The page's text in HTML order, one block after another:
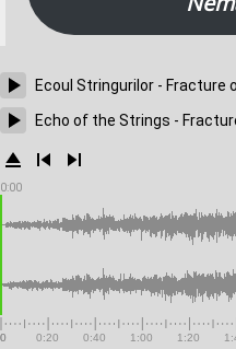
Ecoul Stringurilor - Fracture
Echo of the Strings -
0:00